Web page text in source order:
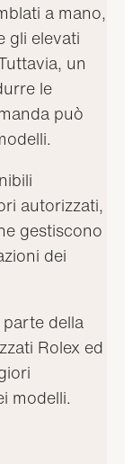
a mano,
gli elevati
un
le
può
autorizzati,
gestiscono
dei
della
Rolex ed
modelli.